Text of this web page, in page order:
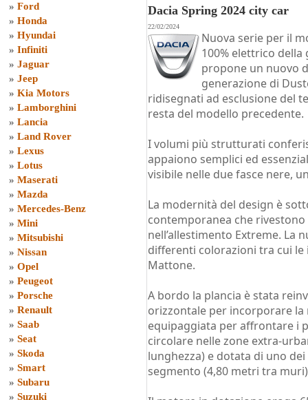
» Ford
» Honda
» Hyundai
» Infiniti
» Jaguar
» Jeep
» Kia Motors
» Lamborghini
» Lancia
» Land Rover
» Lexus
» Lotus
» Maserati
» Mazda
» Mercedes-Benz
» Mini
» Mitsubishi
» Nissan
» Opel
» Peugeot
» Porsche
» Renault
» Saab
» Seat
» Skoda
» Smart
» Subaru
» Suzuki
Dacia Spring 2024 city car
22/02/2024
Nuova serie per il
100% elettrico della
propone un nuovo
generazione di
ridisegnati ad esclusione del
resta del modello precedente.
I volumi più strutturati
appaiono semplici ed
visibile nelle due fasce nere,
La modernità del design è
contemporanea che
nell’allestimento Extreme. La
differenti colorazioni tra cui le
Mattone.
A bordo la plancia è stata
orizzontale per incorporare la
equipaggiata per affrontare i
circolare nelle zone extra-
lunghezza) e dotata di uno
segmento (4,80 metri tra